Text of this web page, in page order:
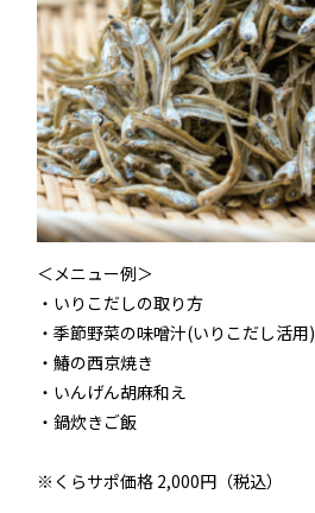
＜メニュー例＞
・いりこだしの取り方
・季節野菜の味噌汁(いりこだし活用)
・鰆の西京焼き
・いんげん胡麻和え
・鍋炊きご飯
※くらサポ価格 2,000円（税込）